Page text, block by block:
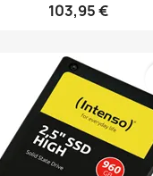
103,95 €